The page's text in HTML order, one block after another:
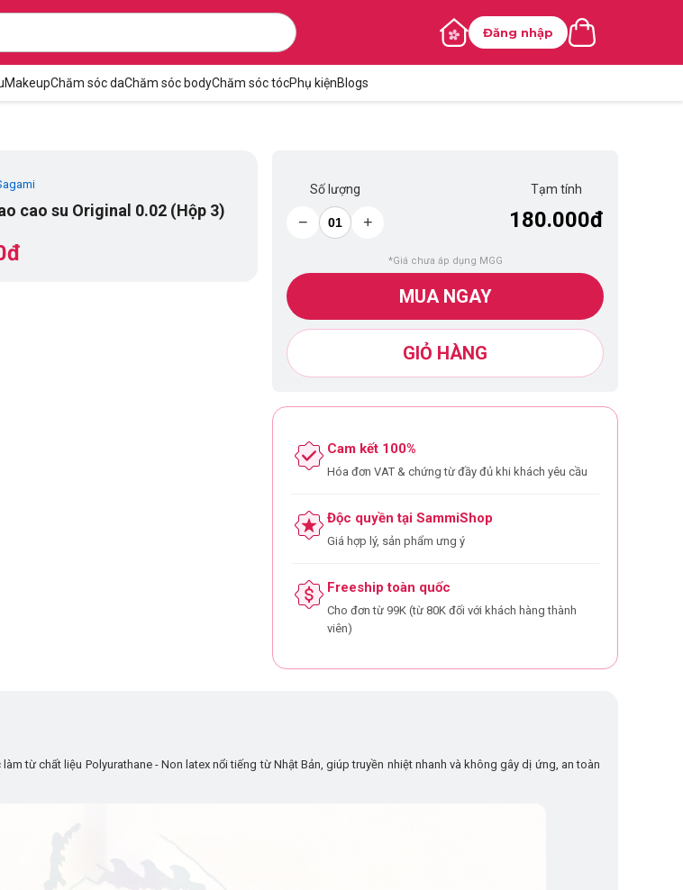
Đăng nhập
MakeupChăm sóc daChăm sóc bodyChăm sóc tócPhụ kiệnBlogs
cao su Original 0.02 (Hộp 3)
Số lượng
− +
Tạm tính
180.000đ
*Giá chưa áp dụng MGG
MUA NGAY
GIỎ HÀNG
Cam kết 100%
Hóa đơn VAT & chứng từ đầy đủ khi khách yêu cầu
Độc quyền tại SammiShop
Giá hợp lý, sản phẩm ưng ý
Freeship toàn quốc
Cho đơn từ 99K (từ 80K đối với khách hàng thành
viên)
từ chất liệu Polyurathane - Non latex nổi tiếng từ Nhật Bản, giúp truyền nhiệt nhanh và không gây dị ứng, an toàn